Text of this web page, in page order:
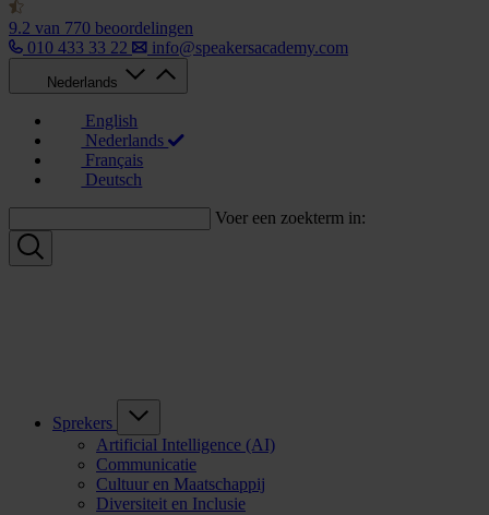
9.2 van 770 beoordelingen
010 433 33 22
info@speakersacademy.com
Nederlands
English
Nederlands
Français
Deutsch
Voer een zoekterm in:
Sprekers
Artificial Intelligence (AI)
Communicatie
Cultuur en Maatschappij
Diversiteit en Inclusie